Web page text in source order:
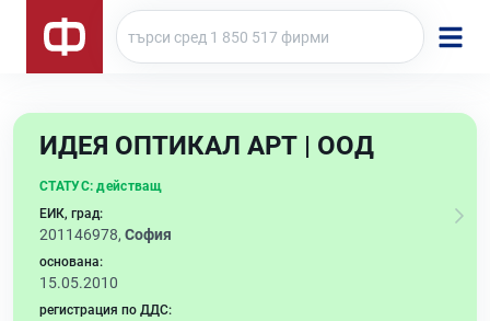
ИДЕЯ ОПТИКАЛ АРТ | ООД
СТАТУС: действащ
ЕИК, град:
201146978, София
основана:
15.05.2010
регистрация по ДДС: